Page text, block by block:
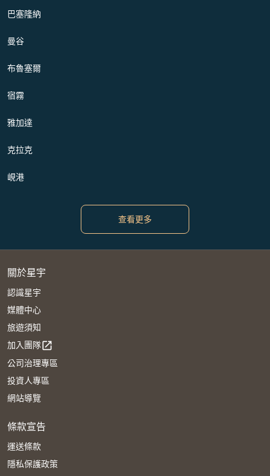
巴塞隆納
曼谷
布魯塞爾
宿霧
雅加達
克拉克
峴港
查看更多
關於星宇
認識星宇
媒體中心
旅遊須知
加入團隊open_in_new
公司治理專區
投資人專區
網站導覽
條款宣告
運送條款
隱私保護政策